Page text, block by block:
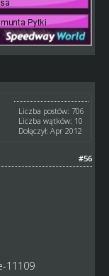
Liczba postów: 706
Liczba wątków: 10
Dołączył: Apr 2012
#56
11109